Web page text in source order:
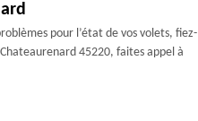
pour l’état de vos volets, fiez-
45220, faites appel à